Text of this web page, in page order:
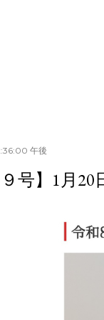
午後
９号】1月